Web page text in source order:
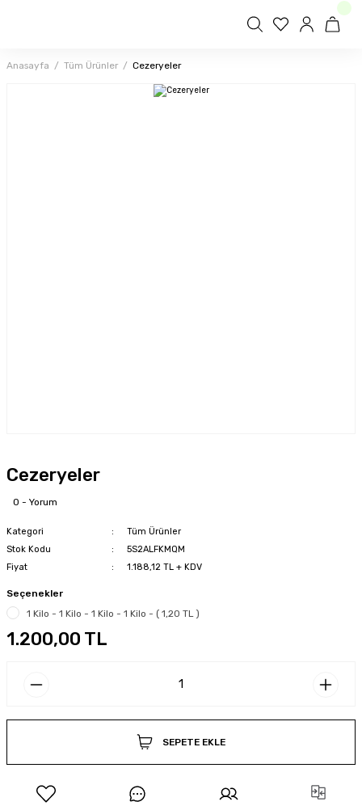
Anasayfa Tüm Ürünler Cezeryeler
Cezeryeler
0 - Yorum
Kategori
Tüm Ürünler
Stok Kodu
5S2ALFKMQM
Fiyat
1.188,12 TL + KDV
Seçenekler
1 Kilo - 1 Kilo - 1 Kilo - 1 Kilo - ( 1,20 TL )
1.200,00 TL
SEPETE EKLE